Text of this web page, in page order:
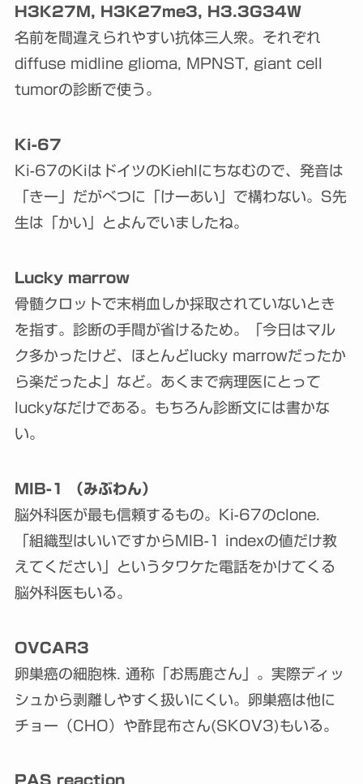
H3K27M, H3K27me3, H3.3G34W
名前を間違えられやすい抗体三人衆。それぞれ
diffuse midline glioma, MPNST, giant cell
tumorの診断で使う。
Ki-67
Ki-67のKiはドイツのKiehlにちなむので、発音は
「きー」だがべつに「けーあい」で構わない。S先
生は「かい」とよんでいましたね。
Lucky marrow
骨髄クロットで末梢血しか採取されていないとき
を指す。診断の手間が省けるため。「今日はマル
ク多かったけど、ほとんどlucky marrowだったか
ら楽だったよ」など。あくまで病理医にとって
luckyなだけである。もちろん診断文には書かな
い。
MIB-1 （みぶわん）
脳外科医が最も信頼するもの。Ki-67のclone.
「組織型はいいですからMIB-1 indexの値だけ教
えてください」というタワケた電話をかけてくる
脳外科医もいる。
OVCAR3
卵巣癌の細胞株. 通称「お馬鹿さん」。実際ディッ
シュから剥離しやすく扱いにくい。卵巣癌は他に
チョー（CHO）や酢昆布さん(SKOV3)もいる。
PAS reaction